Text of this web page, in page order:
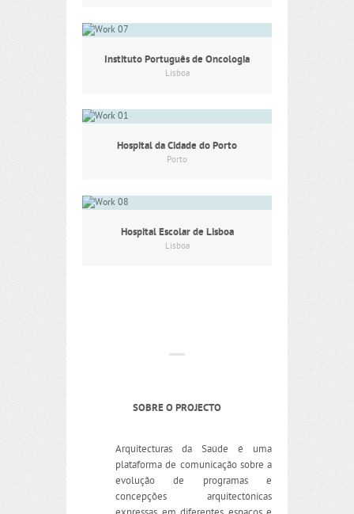
Instituto Português de Oncologia
Lisboa
Hospital da Cidade do Porto
Porto
Hospital Escolar de Lisboa
Lisboa
SOBRE O PROJECTO
Arquitecturas da Saúde é uma
plataforma de comunicação sobre a
evolução de programas e
concepções arquitectónicas